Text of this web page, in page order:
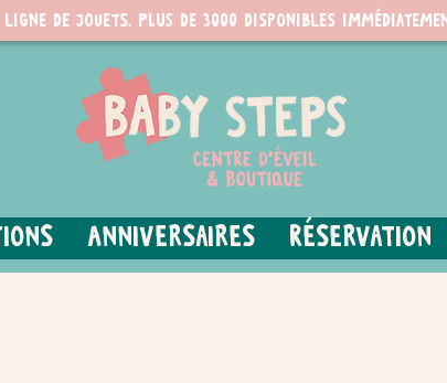
de jouets. PLUS de 3000 disponibles
Anniversaires Réservation